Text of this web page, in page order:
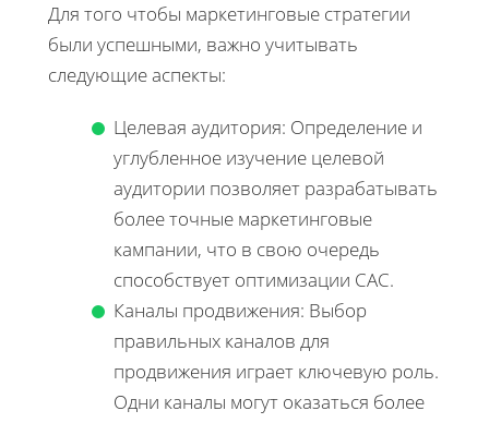
Для того чтобы маркетинговые стратегии
были успешными, важно учитывать
следующие аспекты:
Целевая аудитория: Определение и
углубленное изучение целевой
аудитории позволяет разрабатывать
более точные маркетинговые
кампании, что в свою очередь
способствует оптимизации CAC.
Каналы продвижения: Выбор
правильных каналов для
продвижения играет ключевую роль.
Одни каналы могут оказаться более